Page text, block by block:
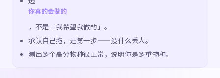
你真的会做的
，不是「我希望我做的」。
承认自己拖，是第一步——没什么丢人。
测出多个高分物种很正常，说明你是多重物种。